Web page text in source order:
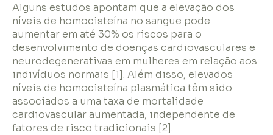
Alguns estudos apontam que a elevação dos
níveis de homocisteína no sangue pode
aumentar em até 30% os riscos para o
desenvolvimento de doenças cardiovasculares e
neurodegenerativas em mulheres em relação aos
indivíduos normais [1]. Além disso, elevados
níveis de homocisteína plasmática têm sido
associados a uma taxa de mortalidade
cardiovascular aumentada, independente de
fatores de risco tradicionais [2].